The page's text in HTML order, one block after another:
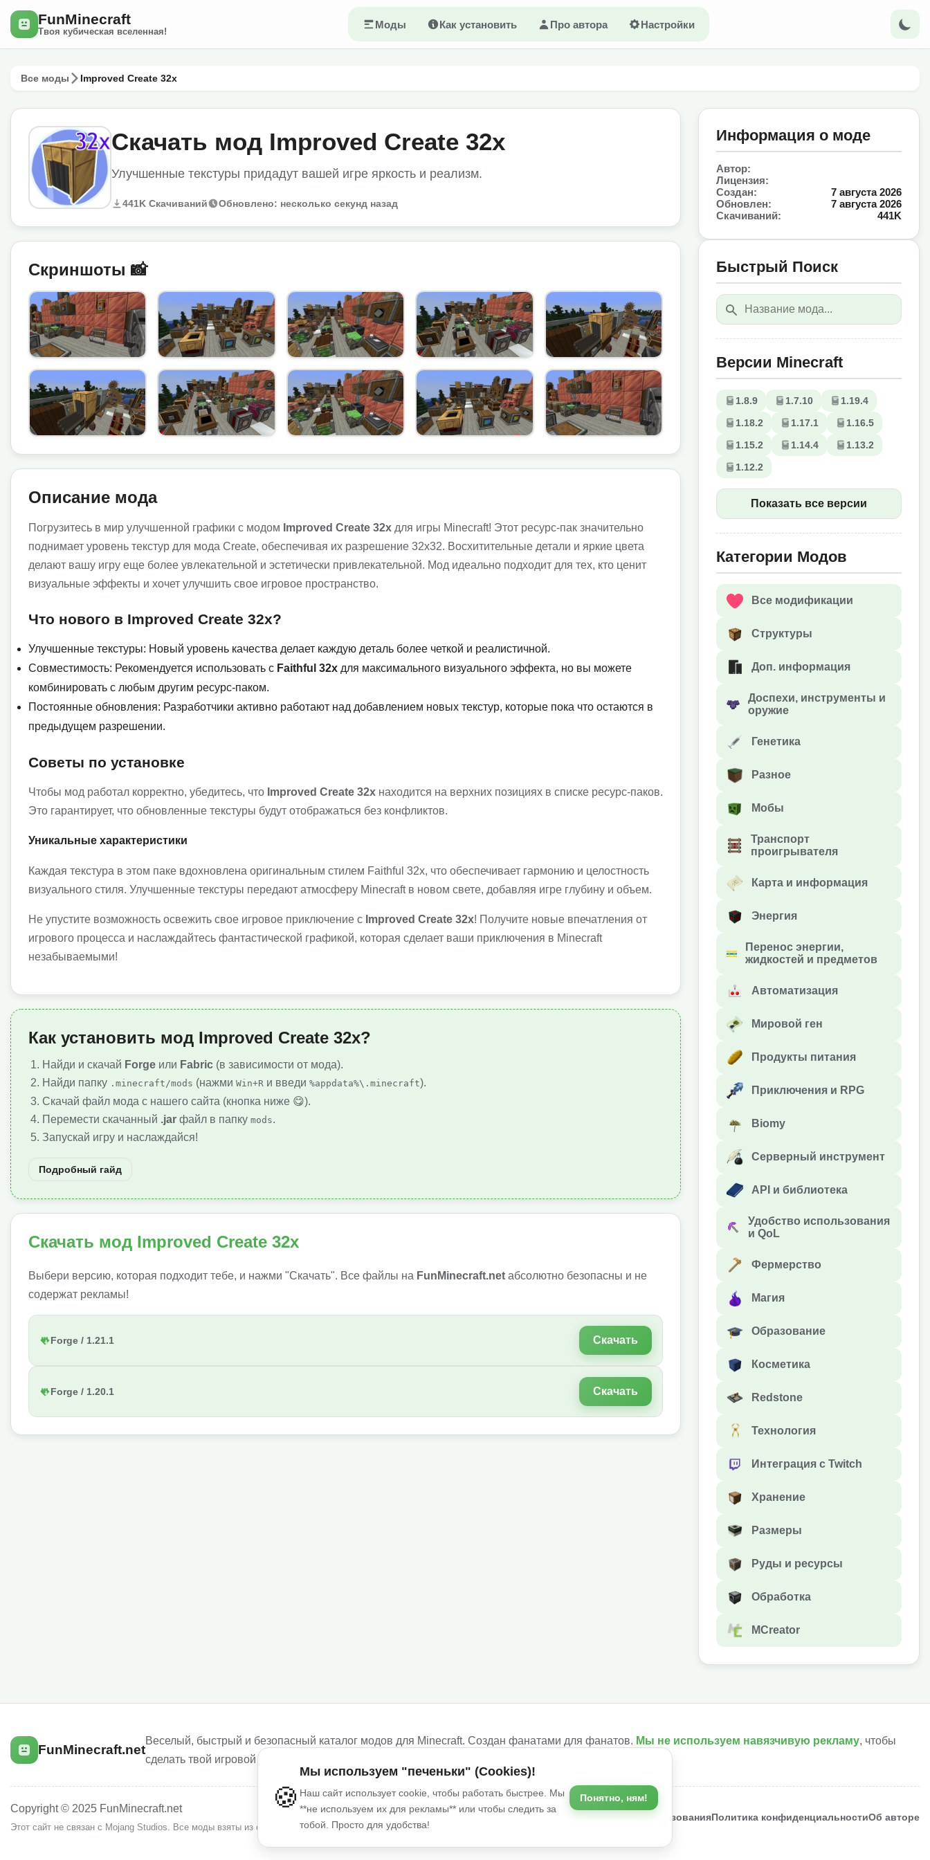
FunMinecraft
Твоя кубическая вселенная!
Моды Как установить Про автора Настройки
Все моды Improved Create 32x
Скачать мод Improved Create 32x
Улучшенные текстуры придадут вашей игре яркость и реализм.
441K Скачиваний Обновлено: несколько секунд назад
Скриншоты 📸
Описание мода
Погрузитесь в мир улучшенной графики с модом Improved Create 32x для игры Minecraft! Этот ресурс-пак значительно
поднимает уровень текстур для мода Create, обеспечивая их разрешение 32x32. Восхитительные детали и яркие цвета
делают вашу игру еще более увлекательной и эстетически привлекательной. Мод идеально подходит для тех, кто ценит
визуальные эффекты и хочет улучшить свое игровое пространство.
Что нового в Improved Create 32x?
Улучшенные текстуры: Новый уровень качества делает каждую деталь более четкой и реалистичной.
Совместимость: Рекомендуется использовать с Faithful 32x для максимального визуального эффекта, но вы можете
комбинировать с любым другим ресурс-паком.
Постоянные обновления: Разработчики активно работают над добавлением новых текстур, которые пока что остаются в
предыдущем разрешении.
Советы по установке
Чтобы мод работал корректно, убедитесь, что Improved Create 32x находится на верхних позициях в списке ресурс-паков.
Это гарантирует, что обновленные текстуры будут отображаться без конфликтов.
Уникальные характеристики
Каждая текстура в этом паке вдохновлена оригинальным стилем Faithful 32x, что обеспечивает гармонию и целостность
визуального стиля. Улучшенные текстуры передают атмосферу Minecraft в новом свете, добавляя игре глубину и объем.
Не упустите возможность освежить свое игровое приключение с Improved Create 32x! Получите новые впечатления от
игрового процесса и наслаждайтесь фантастической графикой, которая сделает ваши приключения в Minecraft
незабываемыми!
Как установить мод Improved Create 32x?
Найди и скачай Forge или Fabric (в зависимости от мода).
Найди папку .minecraft/mods (нажми Win+R и введи %appdata%\.minecraft).
Скачай файл мода с нашего сайта (кнопка ниже 😋).
Перемести скачанный .jar файл в папку mods.
Запускай игру и наслаждайся!
Подробный гайд
Скачать мод Improved Create 32x
Выбери версию, которая подходит тебе, и нажми "Скачать". Все файлы на FunMinecraft.net абсолютно безопасны и не
содержат рекламы!
Forge / 1.21.1 Скачать
Forge / 1.20.1 Скачать
Информация о моде
Автор:
Лицензия:
Создан:
7 августа 2026
Обновлен:
7 августа 2026
Скачиваний:
441K
Быстрый Поиск
Версии Minecraft
1.8.9 1.7.10
1.19.4
1.18.2
1.17.1
1.16.5
1.15.2
1.14.4
1.13.2
1.12.2
Показать все версии
Категории Модов
Все модификации
Структуры
Доп. информация
Доспехи, инструменты и
оружие
Генетика
Разное
Мобы
Транспорт
проигрывателя
Карта и информация
Энергия
Перенос энергии,
жидкостей и предметов
Автоматизация
Мировой ген
Продукты питания
Приключения и RPG
Biomy
Серверный инструмент
API и библиотека
Удобство использования
и QoL
Фермерство
Магия
Образование
Косметика
Redstone
Технология
Интеграция с Twitch
Хранение
Размеры
Руды и ресурсы
Обработка
MCreator
FunMinecraft.net
Веселый, быстрый и безопасный каталог модов для Minecraft. Создан фанатами для фанатов. Мы не используем навязчивую рекламу, чтобы
сделать твой игровой опыт лучше!
Copyright © 2025 FunMinecraft.net
Этот сайт не связан с Mojang Studios. Все моды взяты из открытых источников и принадлежат их авторам.
Условия использованияПолитика конфиденциальностиОб авторе
🍪
Мы используем "печеньки" (Cookies)!
Наш сайт использует cookie, чтобы работать быстрее. Мы
**не используем их для рекламы** или чтобы следить за
тобой. Просто для удобства!
Понятно, ням!